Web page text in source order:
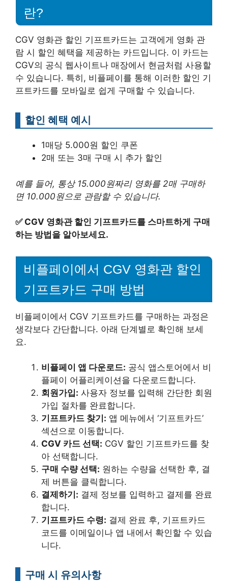
란?
CGV 영화관 할인 기프트카드는 고객에게 영화 관
람 시 할인 혜택을 제공하는 카드입니다. 이 카드는
CGV의 공식 웹사이트나 매장에서 현금처럼 사용할
수 있습니다. 특히, 비플페이를 통해 이러한 할인 기
프트카드를 모바일로 쉽게 구매할 수 있습니다.
할인 혜택 예시
1매당 5.000원 할인 쿠폰
2매 또는 3매 구매 시 추가 할인
예를 들어, 통상 15.000원짜리 영화를 2매 구매하
면 10.000원으로 관람할 수 있습니다.
✅ CGV 영화관 할인 기프트카드를 스마트하게 구매
하는 방법을 알아보세요.
비플페이에서 CGV 영화관 할인
기프트카드 구매 방법
비플페이에서 CGV 기프트카드를 구매하는 과정은
생각보다 간단합니다. 아래 단계별로 확인해 보세
요.
비플페이 앱 다운로드: 공식 앱스토어에서 비
플페이 어플리케이션을 다운로드합니다.
회원가입: 사용자 정보를 입력해 간단한 회원
가입 절차를 완료합니다.
기프트카드 찾기: 앱 메뉴에서 ‘기프트카드’
섹션으로 이동합니다.
CGV 카드 선택: CGV 할인 기프트카드를 찾
아 선택합니다.
구매 수량 선택: 원하는 수량을 선택한 후, 결
제 버튼을 클릭합니다.
결제하기: 결제 정보를 입력하고 결제를 완료
합니다.
기프트카드 수령: 결제 완료 후, 기프트카드
코드를 이메일이나 앱 내에서 확인할 수 있습
니다.
구매 시 유의사항